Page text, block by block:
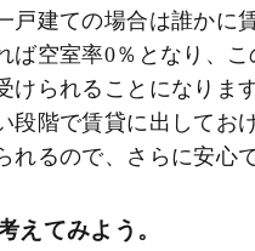
戸建ての場合は誰かに
ば空室率0％となり、
けられることになりま
段階で賃貸に出してお
れるので、さらに安心で
えてみよう。